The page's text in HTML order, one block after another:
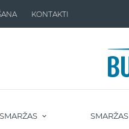
KONTAKTI
SMARŽAS SMARŽAS